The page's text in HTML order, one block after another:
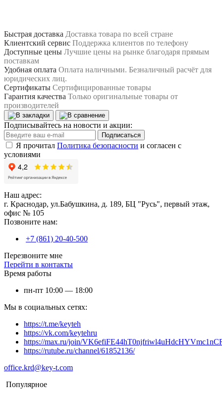
Быстрая доставка Доставка товара по всей стране
Клиентский сервис Поддержка клиентов по телефону
Доступные цены Лучшие цены на рынке благодаря прямым
поставкам
Удобная оплата Оплата наличными. Безналичный расчёт для
юридических лиц.
Сертификаты Сертифицированные товары
Гарантия качества Только оригинальные товары от
производителей
Подписывайтесь на новости и акции:
Подписаться
Я прочитал Политика безопасности и согласен с
условиями
Наш адрес:
г. Краснодар, ул.Бабушкина, д. 189, БЦ "Русь", первый этаж,
офис № 105
Позвоните нам:
+7 (861) 20-40-500
Перезвоните мне
Перейти в контакты
Время работы
пн-пт 10:00 — 18:00
Мы в социальных сетях:
https://t.me/keyteh
https://vk.com/keytehru
https://max.ru/join/
https://rutube.ru/channel/61852136/
office.krd@key-t.com
Популярное